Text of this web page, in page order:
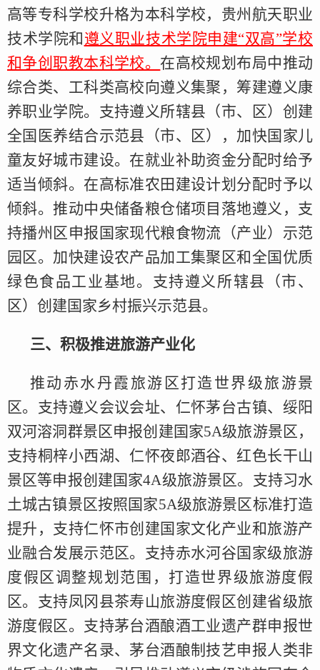
高等专科学校升格为本科学校，贵州航天职业
技术学院和遵义职业技术学院申建“双高”学校
和争创职教本科学校。 在高校规划布局中推动
综合类、工科类高校向遵义集聚，筹建遵义康
养职业学院。支持遵义所辖县（市、区）创建
全国医养结合示范县（市、区），加快国家儿
童友好城市建设。在就业补助资金分配时给予
适当倾斜。在高标准农田建设计划分配时予以
倾斜。推动中央储备粮仓储项目落地遵义，支
持播州区申报国家现代粮食物流（产业）示范
园区。加快建设农产品加工集聚区和全国优质
绿色食品工业基地。支持遵义所辖县（市、
区）创建国家乡村振兴示范县。
三、积极推进旅游产业化
推动赤水丹霞旅游区打造世界级旅游景
区。支持遵义会议会址、仁怀茅台古镇、绥阳
双河溶洞群景区申报创建国家5A级旅游景区，
支持桐梓小西湖、仁怀夜郎酒谷、红色长干山
景区等申报创建国家4A级旅游景区。支持习水
土城古镇景区按照国家5A级旅游景区标准打造
提升，支持仁怀市创建国家文化产业和旅游产
业融合发展示范区。支持赤水河谷国家级旅游
度假区调整规划范围，打造世界级旅游度假
区。支持凤冈县茶寿山旅游度假区创建省级旅
游度假区。支持茅台酒酿酒工业遗产群申报世
界文化遗产名录、茅台酒酿制技艺申报人类非